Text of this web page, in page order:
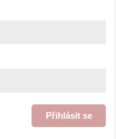
Přihlásit se